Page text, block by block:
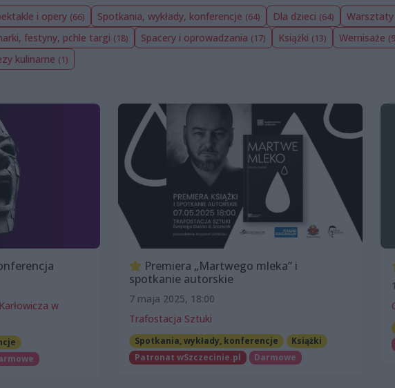
i opery (66) Spotkania, wykłady, konferencje (64) Dla dzieci (64) Warsztaty
festyny, pchle targi (18) Spacery i oprowadzania (17) Książki (13) Wernisaże
kulinarne (1)
w
Premiera „Martwego mleka” i
spotkanie autorskie
7 maja 2025, 18:00
Trafostacja Sztuki
Spotkania, wykłady, konferencje
Książki
Patronat wSzczecinie.pl
Darmowe